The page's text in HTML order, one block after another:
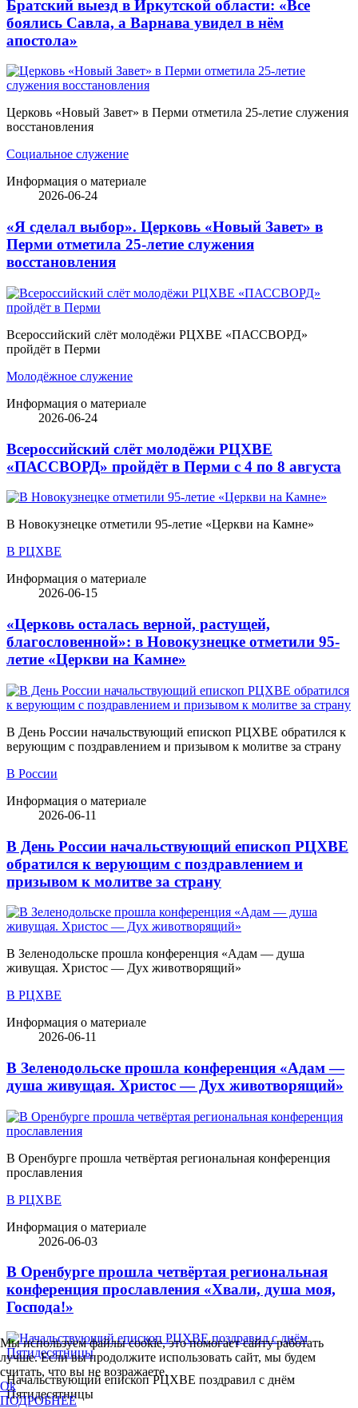
Братский выезд в Иркутской области: «Все
боялись Савла, а Варнава увидел в нём
апостола»
Церковь «Новый Завет» в Перми отметила 25-летие служения
восстановления
Социальное служение
Информация о материале
2026-06-24
«Я сделал выбор». Церковь «Новый Завет» в
Перми отметила 25-летие служения
восстановления
Всероссийский слёт молодёжи РЦХВЕ «ПАССВОРД»
пройдёт в Перми
Молодёжное служение
Информация о материале
2026-06-24
Всероссийский слёт молодёжи РЦХВЕ
«ПАССВОРД» пройдёт в Перми с 4 по 8 августа
В Новокузнецке отметили 95-летие «Церкви на Камне»
В РЦХВЕ
Информация о материале
2026-06-15
«Церковь осталась верной, растущей,
благословенной»: в Новокузнецке отметили 95-
летие «Церкви на Камне»
В День России начальствующий епископ РЦХВЕ обратился к
верующим с поздравлением и призывом к молитве за страну
В России
Информация о материале
2026-06-11
В День России начальствующий епископ РЦХВЕ
обратился к верующим с поздравлением и
призывом к молитве за страну
В Зеленодольске прошла конференция «Адам — душа
живущая. Христос — Дух животворящий»
В РЦХВЕ
Информация о материале
2026-06-11
В Зеленодольске прошла конференция «Адам —
душа живущая. Христос — Дух животворящий»
В Оренбурге прошла четвёртая региональная конференция
прославления
В РЦХВЕ
Информация о материале
2026-06-03
В Оренбурге прошла четвёртая региональная
конференция прославления «Хвали, душа моя,
Господа!»
Начальствующий епископ РЦХВЕ поздравил с днём
Пятидесятницы
Мы используем файлы cookie, это помогает сайту работать
лучше. Если вы продолжите использовать сайт, мы будем
считать, что вы не возражаете.
Ok
ПОДРОБНЕЕ